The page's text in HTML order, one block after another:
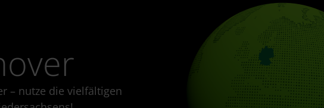
– nutze die vielfältigen